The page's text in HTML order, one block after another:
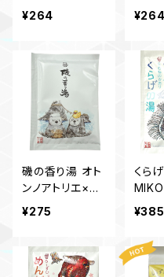
xLIBRETTO
¥264
TO
¥264
磯の香り湯 オト
ンノアトリエ×メ
イドイントーカイ
定
¥275
くら
¥385